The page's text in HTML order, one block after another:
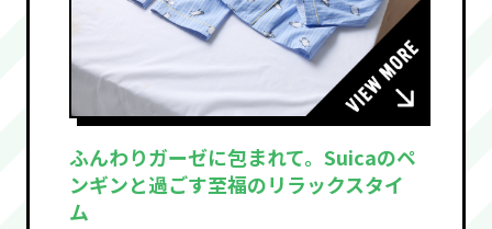
ふんわりガーゼに包まれて。Suicaのペ
ンギンと過ごす至福のリラックスタイ
ム